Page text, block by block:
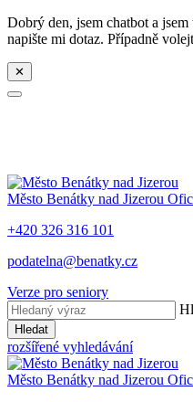
Dobrý den, jsem chatbot a
napište mi dotaz. Případně
✕
Město Benátky nad Jizerou
+420 326 316 101
podatelna@benatky.cz
Verze pro seniory
Hledat
rozšířené vyhledávání
Město Benátky nad Jizerou